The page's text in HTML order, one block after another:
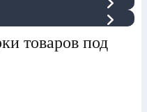
товаров под